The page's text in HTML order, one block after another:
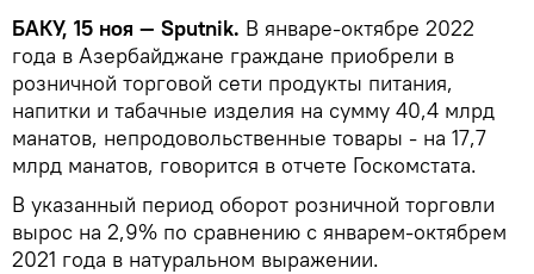
БАКУ, 15 ноя — Sputnik. В январе-октябре 2022
года в Азербайджане граждане приобрели в
розничной торговой сети продукты питания,
напитки и табачные изделия на сумму 40,4 млрд
манатов, непродовольственные товары - на 17,7
млрд манатов, говорится в отчете Госкомстата.
В указанный период оборот розничной торговли
вырос на 2,9% по сравнению с январем-октябрем
2021 года в натуральном выражении.